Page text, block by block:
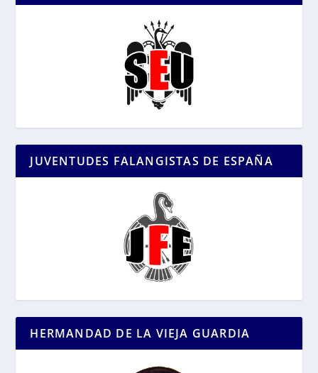
JUVENTUDES FALANGISTAS DE ESPAÑA
HERMANDAD DE LA VIEJA GUARDIA